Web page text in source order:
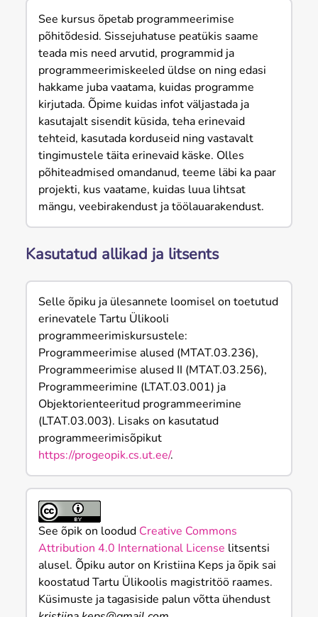
See kursus õpetab programmeerimise
põhitõdesid. Sissejuhatuse peatükis saame
teada mis need arvutid, programmid ja
programmeerimiskeeled üldse on ning edasi
hakkame juba vaatama, kuidas programme
kirjutada. Õpime kuidas infot väljastada ja
kasutajalt sisendit küsida, teha erinevaid
tehteid, kasutada korduseid ning vastavalt
tingimustele täita erinevaid käske. Olles
põhiteadmised omandanud, teeme läbi ka paar
projekti, kus vaatame, kuidas luua lihtsat
mängu, veebirakendust ja töölauarakendust.
Kasutatud allikad ja litsents
Selle õpiku ja ülesannete loomisel on toetutud
erinevatele Tartu Ülikooli
programmeerimiskursustele:
Programmeerimise alused (MTAT.03.236),
Programmeerimise alused II (MTAT.03.256),
Programmeerimine (LTAT.03.001) ja
Objektorienteeritud programmeerimine
(LTAT.03.003). Lisaks on kasutatud
programmeerimisõpikut
https://progeopik.cs.ut.ee/.
See õpik on loodud Creative Commons
Attribution 4.0 International License litsentsi
alusel. Õpiku autor on Kristiina Keps ja õpik sai
koostatud Tartu Ülikoolis magistritöö raames.
Küsimuste ja tagasiside palun võtta ühendust